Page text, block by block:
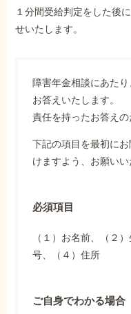
１分間受給判定をした後
せいたします。
障害年金相談にあた
お答えいたします。
責任を持ったお答えの
下記の項目を最初に
けますよう、お願いい
必須項目
（１）お名前、（２
号、（４）住所
ご自身でわかる場合